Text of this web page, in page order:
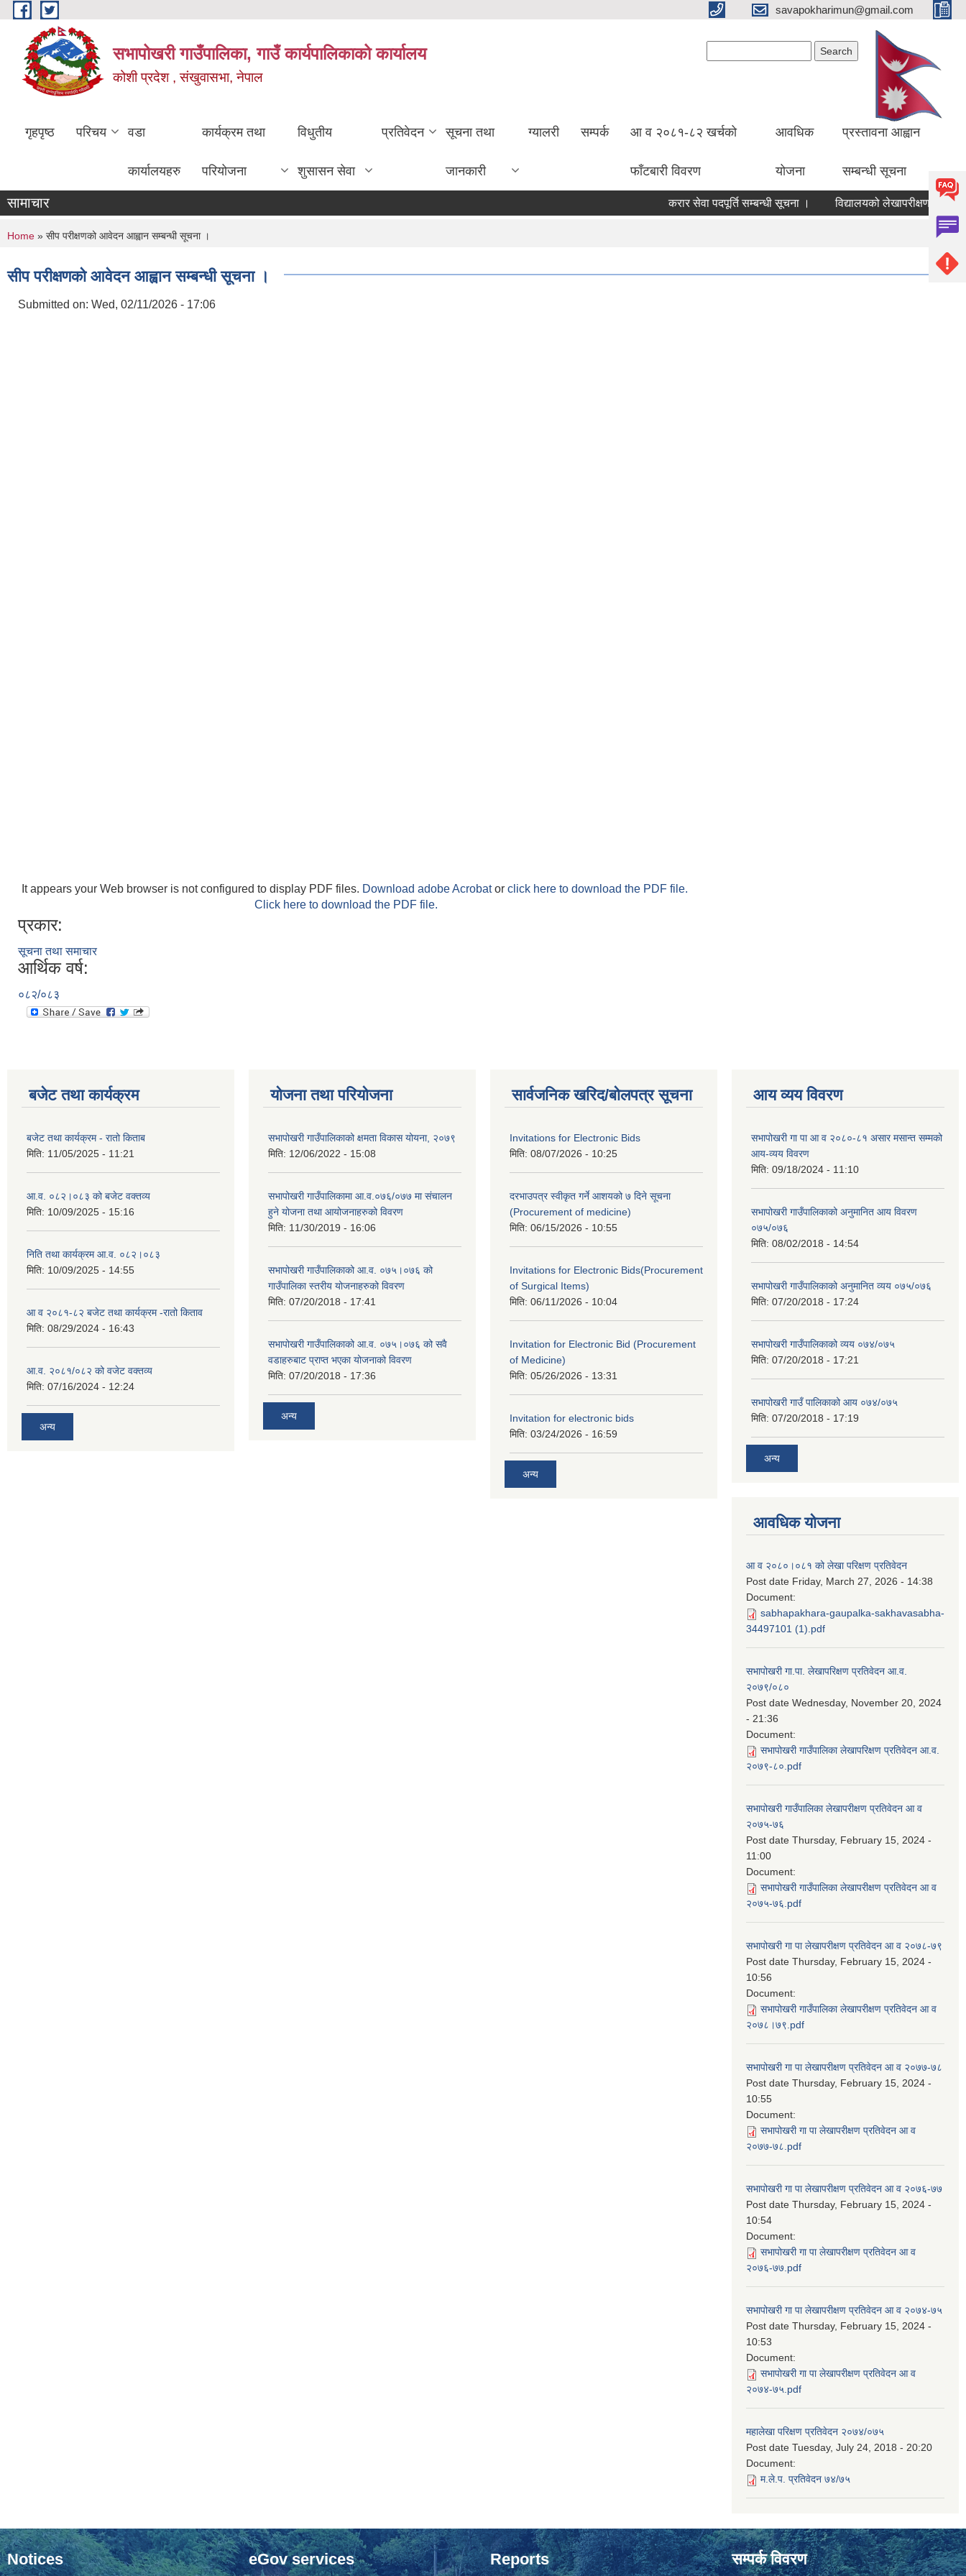
Skip to main content savapokharimun@gmail.com
सभापोखरी गाउँपालिका, गाउँ कार्यपालिकाको कार्यालय
कोशी प्रदेश , संखुवासभा, नेपाल
गृहपृष्ठ परिचय वडा
कार्यालयहरु
कार्यक्रम तथा
परियोजना
विधुतीय
शुसासन सेवा
प्रतिवेदन सूचना तथा
जानकारी
ग्यालरी सम्पर्क आ व २०८१-८२ खर्चको
फाँटबारी विवरण
आवधिक
योजना
प्रस्तावना आह्वान
सम्बन्धी सूचना
सामाचार करार सेवा पदपूर्ति सम्बन्धी सूचना ।
You are here
Home » सीप परीक्षणको आवेदन आह्वान सम्बन्धी सूचना ।
सीप परीक्षणको आवेदन आह्वान सम्बन्धी सूचना ।
Submitted on: Wed, 02/11/2026 - 17:06
It appears your Web browser is not configured to display PDF files. Download adobe Acrobator click here to download the PDF file.
Click here to download the PDF file.
प्रकार:
सूचना तथा समाचार
आर्थिक वर्ष:
०८२/०८३
बजेट तथा कार्यक्रम
बजेट तथा कार्यक्रम - रातो किताब
मिति: 11/05/2025 - 11:21
आ.व. ०८२।०८३ को बजेट वक्तव्य
मिति: 10/09/2025 - 15:16
निति तथा कार्यक्रम आ.व. ०८२।०८३
मिति: 10/09/2025 - 14:55
आ व २०८१-८२ बजेट तथा कार्यक्रम -रातो किताव
मिति: 08/29/2024 - 16:43
आ.व. २०८१/०८२ को वजेट वक्तव्य
मिति: 07/16/2024 - 12:24
अन्य
योजना तथा परियोजना
सभापोखरी गाउँपालिकाको क्षमता विकास योयना, २०७९
मिति: 12/06/2022 - 15:08
सभापोखरी गाउँपालिकामा आ.व.०७६/०७७ मा संचालन
हुने योजना तथा आयोजनाहरुको विवरण
मिति: 11/30/2019 - 16:06
सभापोखरी गाउँपालिकाको आ.व. ०७५।०७६ को
गाउँपालिका स्तरीय योजनाहरुको विवरण
मिति: 07/20/2018 - 17:41
सभापोखरी गाउँपालिकाको आ.व. ०७५।०७६ को सवै
वडाहरुबाट प्राप्त भएका योजनाको विवरण
मिति: 07/20/2018 - 17:36
अन्य
सार्वजनिक खरिद/बोलपत्र सूचना
Invitations for Electronic Bids
मिति: 08/07/2026 - 10:25
दरभाउपत्र स्वीकृत गर्ने आशयको ७ दिने सूचना
(Procurement of medicine)
मिति: 06/15/2026 - 10:55
Invitations for Electronic Bids(Procurement
of Surgical Items)
मिति: 06/11/2026 - 10:04
Invitation for Electronic Bid (Procurement
of Medicine)
मिति: 05/26/2026 - 13:31
Invitation for electronic bids
मिति: 03/24/2026 - 16:59
अन्य
आय व्यय विवरण
सभापोखरी गा पा आ व २०८०-८१ असार मसान्त सम्मको
आय-व्यय विवरण
मिति: 09/18/2024 - 11:10
सभापोखरी गाउँपालिकाको अनुमानित आय विवरण
०७५/०७६
मिति: 08/02/2018 - 14:54
सभापोखरी गाउँपालिकाको अनुमानित व्यय ०७५/०७६
मिति: 07/20/2018 - 17:24
सभापोखरी गाउँपालिकाको व्यय ०७४/०७५
मिति: 07/20/2018 - 17:21
सभापोखरी गाउँ पालिकाको आय ०७४/०७५
मिति: 07/20/2018 - 17:19
अन्य
आवधिक योजना
आ व २०८०।०८१ को लेखा परिक्षण प्रतिवेदन
Post date Friday, March 27, 2026 - 14:38
Document:
sabhapakhara-gaupalka-sakhavasabha-
34497101 (1).pdf
सभापोखरी गा.पा. लेखापरिक्षण प्रतिवेदन आ.व.
२०७९/०८०
Post date Wednesday, November 20, 2024
- 21:36
Document:
सभापोखरी गाउँपालिका लेखापरिक्षण प्रतिवेदन आ.व.
२०७९-८०.pdf
सभापोखरी गाउँपालिका लेखापरीक्षण प्रतिवेदन आ व
२०७५-७६
Post date Thursday, February 15, 2024 -
11:00
Document:
सभापोखरी गाउँपालिका लेखापरीक्षण प्रतिवेदन आ व
२०७५-७६.pdf
सभापोखरी गा पा लेखापरीक्षण प्रतिवेदन आ व २०७८-७९
Post date Thursday, February 15, 2024 -
10:56
Document:
सभापोखरी गाउँपालिका लेखापरीक्षण प्रतिवेदन आ व
२०७८।७९.pdf
सभापोखरी गा पा लेखापरीक्षण प्रतिवेदन आ व २०७७-७८
Post date Thursday, February 15, 2024 -
10:55
Document:
सभापोखरी गा पा लेखापरीक्षण प्रतिवेदन आ व
२०७७-७८.pdf
सभापोखरी गा पा लेखापरीक्षण प्रतिवेदन आ व २०७६-७७
Post date Thursday, February 15, 2024 -
10:54
Document:
सभापोखरी गा पा लेखापरीक्षण प्रतिवेदन आ व
२०७६-७७.pdf
सभापोखरी गा पा लेखापरीक्षण प्रतिवेदन आ व २०७४-७५
Post date Thursday, February 15, 2024 -
10:53
Document:
सभापोखरी गा पा लेखापरीक्षण प्रतिवेदन आ व
२०७४-७५.pdf
महालेखा परिक्षण प्रतिवेदन २०७४/०७५
Post date Tuesday, July 24, 2018 - 20:20
Document:
म.ले.प. प्रतिवेदन ७४/७५
Notices eGov services Reports सम्पर्क विवरण